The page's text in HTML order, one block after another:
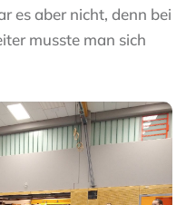
es aber nicht, denn bei
musste man sich